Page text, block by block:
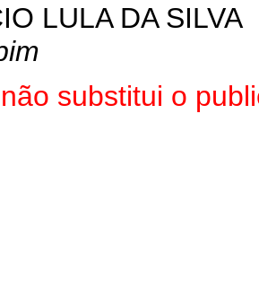
LULA DA SILVA
substitui o